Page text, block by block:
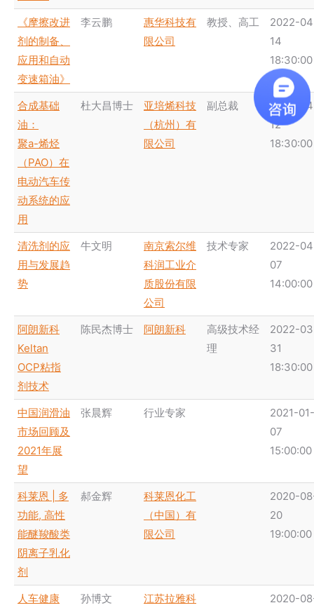
《摩擦改进
剂的制备、
应用和自动
变速箱油》
李云鹏
惠华科技有
限公司
教授、高工
2022-
14
18:30:00
合成基础
油：
聚a-烯烃
（PAO）在
电动汽车传
动系统的应
用
杜大昌博士
亚培烯科技
（杭州）有
限公司
副总裁
2022-
12
18:30:00
清洗剂的应
用与发展趋
势
牛文明
南京索尔维
科润工业介
质股份有限
公司
技术专家
2022-
07
14:00:00
阿朗新科
Keltan
OCP粘指
剂技术
陈民杰博士 阿朗新科
高级技术经
理
2022-
31
18:30:00
中国润滑油
市场回顾及
2021年展
望
张晨辉 行业专家
2021-01-
07
15:00:00
科莱恩 | 多
功能, 高性
能醚羧酸类
阴离子乳化
剂
郝金辉
科莱恩化工
（中国）有
限公司
2020-
20
19:00:00
人车健康
孙博文
江苏拉雅科
2020-